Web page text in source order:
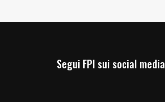
Segui FPI sui social media